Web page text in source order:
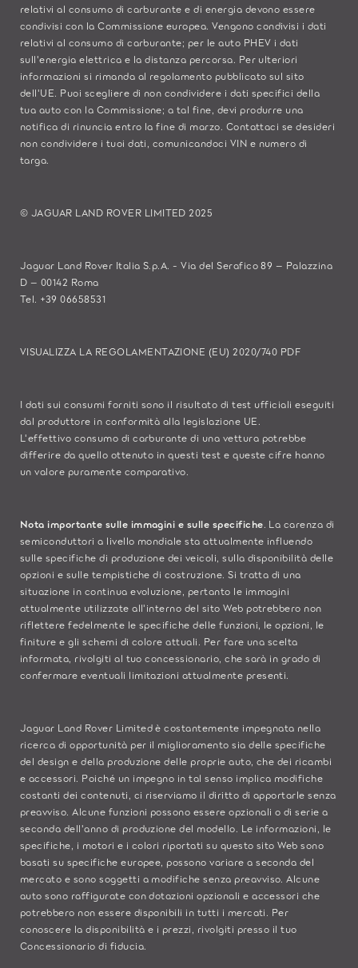
relativi al consumo di carburante e di energia devono essere
condivisi con la Commissione europea. Vengono condivisi i dati
relativi al consumo di carburante; per le auto PHEV i dati
sull'energia elettrica e la distanza percorsa. Per ulteriori
informazioni si rimanda al regolamento pubblicato sul sito
dell'UE . Puoi scegliere di non condividere i dati specifici della
tua auto con la Commissione; a tal fine, devi produrre una
notifica di rinuncia entro la fine di marzo. Contattaci se desideri
non condividere i tuoi dati, comunicandoci VIN e numero di
targa.
© JAGUAR LAND ROVER LIMITED 2025
Jaguar Land Rover Italia S.p.A. - Via del Serafico 89 – Palazzina
D – 00142 Roma
Tel. +39 06658531
VISUALIZZA LA REGOLAMENTAZIONE (EU) 2020/740 PDF
I dati sui consumi forniti sono il risultato di test ufficiali eseguiti
dal produttore in conformità alla legislazione UE.
L'effettivo consumo di carburante di una vettura potrebbe
differire da quello ottenuto in questi test e queste cifre hanno
un valore puramente comparativo.
Nota importante sulle immagini e sulle specifiche . La carenza di
semiconduttori a livello mondiale sta attualmente influendo
sulle specifiche di produzione dei veicoli, sulla disponibilità delle
opzioni e sulle tempistiche di costruzione. Si tratta di una
situazione in continua evoluzione, pertanto le immagini
attualmente utilizzate all'interno del sito Web potrebbero non
riflettere fedelmente le specifiche delle funzioni, le opzioni, le
finiture e gli schemi di colore attuali. Per fare una scelta
informata, rivolgiti al tuo concessionario, che sarà in grado di
confermare eventuali limitazioni attualmente presenti.
Jaguar Land Rover Limited è costantemente impegnata nella
ricerca di opportunità per il miglioramento sia delle specifiche
del design e della produzione delle proprie auto, che dei ricambi
e accessori. Poiché un impegno in tal senso implica modifiche
costanti dei contenuti, ci riserviamo il diritto di apportarle senza
preavviso. Alcune funzioni possono essere opzionali o di serie a
seconda dell'anno di produzione del modello. Le informazioni, le
specifiche, i motori e i colori riportati su questo sito Web sono
basati su specifiche europee, possono variare a seconda del
mercato e sono soggetti a modifiche senza preavviso. Alcune
auto sono raffigurate con dotazioni opzionali e accessori che
potrebbero non essere disponibili in tutti i mercati. Per
conoscere la disponibilità e i prezzi, rivolgiti presso il tuo
Concessionario di fiducia.